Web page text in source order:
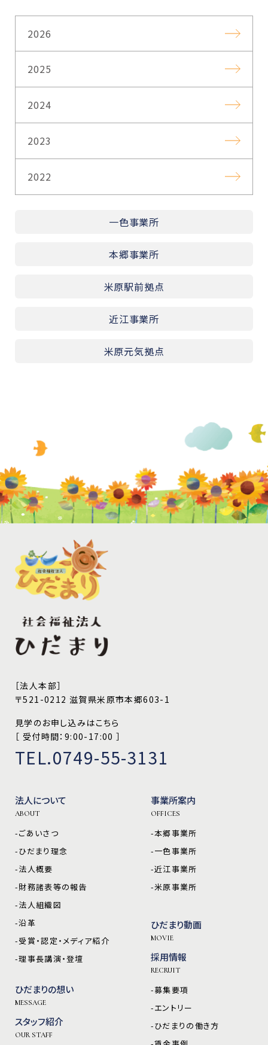
2026
2025
2024
2023
2022
一色事業所
本郷事業所
米原駅前拠点
近江事業所
米原元気拠点
［法人本部］
〒521-0212 滋賀県米原市本郷603-1
見学のお申し込みはこちら
［ 受付時間：9:00-17:00 ］
TEL.0749-55-3131
法人について
ABOUT
-ごあいさつ
-ひだまり理念
-法人概要
-財務諸表等の報告
-法人組織図
-沿革
-受賞・認定・メディア紹介
-理事長講演・登壇
ひだまりの想い
MESSAGE
スタッフ紹介
OUR STAFF
事業所案内
OFFICES
-本郷事業所
-一色事業所
-近江事業所
-米原事業所
ひだまり動画
MOVIE
採用情報
RECRUIT
-募集要項
-エントリー
-ひだまりの働き方